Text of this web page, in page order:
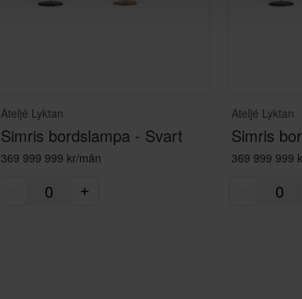
Ateljé Lyktan
Simris bordslampa - Svart
369 999 999 kr/mån
Ateljé Lyktan
Simris
369 999 999